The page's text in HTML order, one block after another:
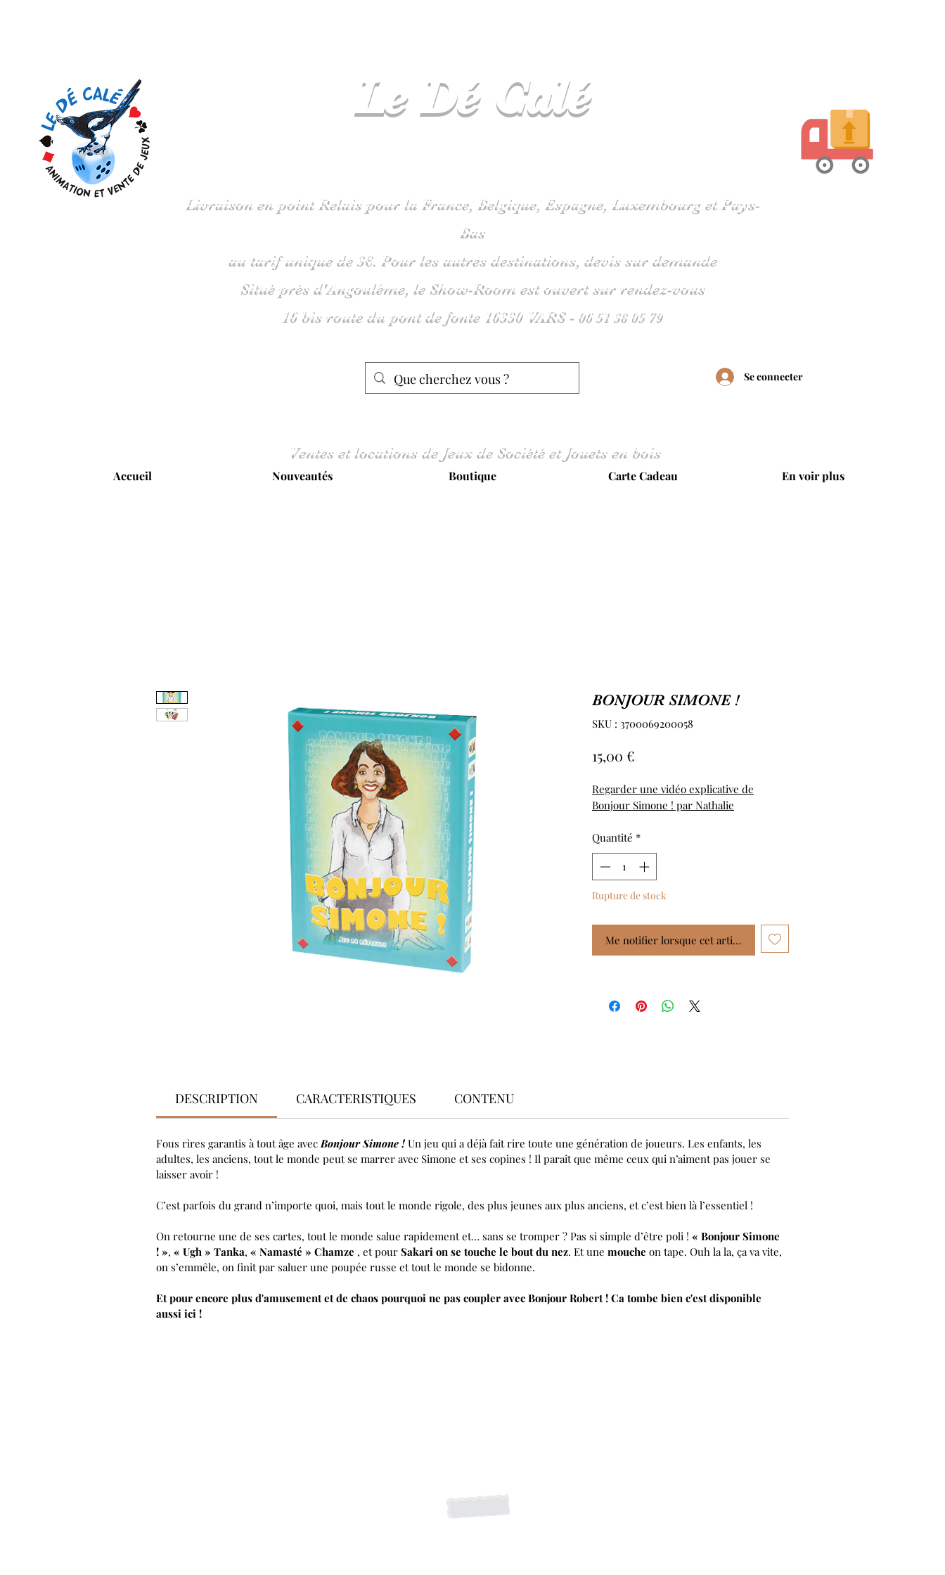
Le DéCalé
Livraison en point Relais pour la France, Belgique, Espagne, Luxembourg et Pays-
Bas
au tarif unique de 3€. Pour les autres destinations, devis sur demande
Situé près d'Angoulême, le Show-Room est ouvert sur rendez-vous
16 bis route du pont de fonte 16330 VARS - 0651 38 05 79
Se connecter
Ventes et locations de Jeux de Société et Jouets en bois
Accueil Nouveautés Boutique Carte Cadeau En voir plus
BONJOUR SIMONE !
SKU : 3700069200058
15,00 €
Regarder une vidéo explicative de
Bonjour Simone ! par Nathalie
Quantité *
Rupture de stock
Me notifier lorsque cet article est disponible
DESCRIPTION CARACTERISTIQUES CONTENU
Fous rires garantis à tout âge avec Bonjour Simone ! Un jeu qui a déjà fait rire toute une génération de joueurs. Les enfants, les
adultes, les anciens, tout le monde peut se marrer avec Simone et ses copines ! Il paraît que même ceux qui n’aiment pas jouer se
laisser avoir !
C’est parfois du grand n’importe quoi, mais tout le monde rigole, des plus jeunes aux plus anciens, et c’est bien là l’essentiel !
On retourne une de ses cartes, tout le monde salue rapidement et… sans se tromper ? Pas si simple d’être poli ! « Bonjour Simone
! », « Ugh » Tanka, « Namasté » Chamze , et pour Sakari on se touche le bout du nez. Et une mouche on tape. Ouh la la, ça va vite,
on s’emmêle, on finit par saluer une poupée russe et tout le monde se bidonne.
Et pour encore plus d'amusement et de chaos pourquoi ne pas coupler avec Bonjour Robert ! Ca tombe bien c'est disponible
aussi ici !
S'abonner